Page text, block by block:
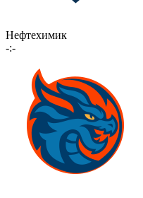
Нефтехимик
-:-